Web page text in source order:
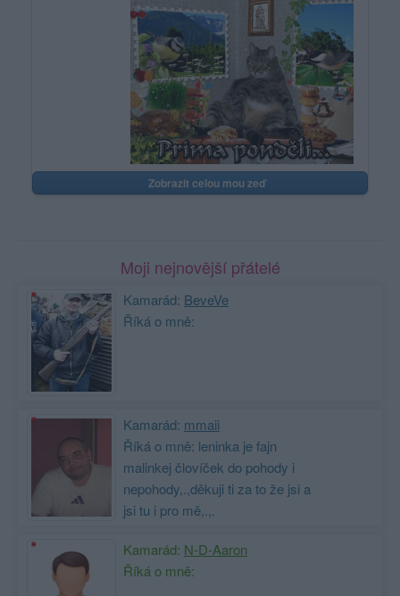
Zobrazit celou mou zeď
Moji nejnovější přátelé
Kamarád: BeveVe
Říká o mně:
Kamarád: mmaii
Říká o mně: leninka je fajn
malinkej človíček do pohody i
nepohody,.,děkuji ti za to že jsi a
jsi tu i pro mě,.,.
Kamarád: N-D-Aaron
Říká o mně: